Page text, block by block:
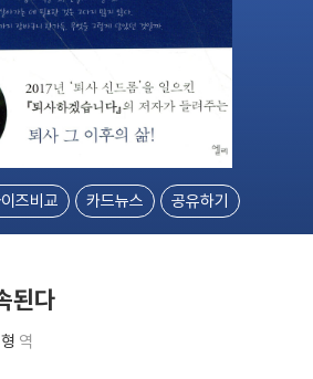
즈비교 카드뉴스 공유하기
된다
역